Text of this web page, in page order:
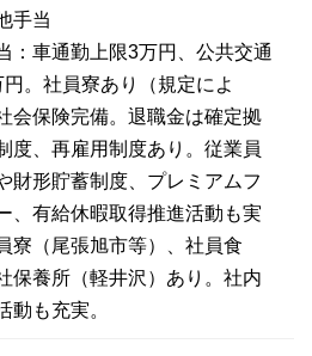
手当
：車通勤上限3万円、公共交通
。社員寮あり（規定によ
会保険完備。退職金は確定拠
度、再雇用制度あり。従業員
財形貯蓄制度、プレミアムフ
、有給休暇取得推進活動も実
寮（尾張旭市等）、社員食
保養所（軽井沢）あり。社内
動も充実。